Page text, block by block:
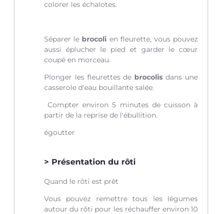
colorer les échalotes.
Séparer le brocoli en fleurette, vous pouvez
aussi éplucher le pied et garder le cœur
coupé en morceau.
Plonger les fleurettes de brocolis dans une
casserole d'eau bouillante salée.
Compter environ 5 minutes de cuisson à
partir de la reprise de l'ébullition.
égoutter
Présentation du rôti
Quand le rôti est prêt
Vous pouvez remettre tous les légumes
autour du rôti pour les réchauffer environ 10